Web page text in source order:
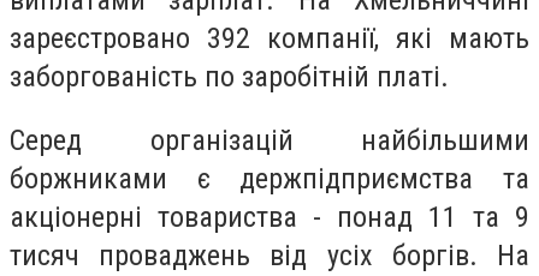
зареєстровано 392 компанії, які мають
заборгованість по заробітній платі.
Серед організацій найбільшими
боржниками є держпідприємства та
акціонерні товариства - понад 11 та 9
тисяч проваджень від усіх боргів. На